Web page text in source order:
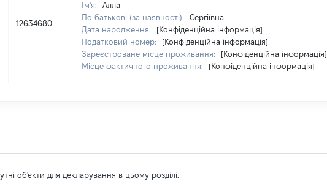
12634680
Ім'я:
Алла
По батькові (за наявності):
Сергіївна
Дата народження:
[Конфіденційна інформація]
Податковий номер:
[Конфіденційна інформація]
Зареєстроване місце проживання:
[Конфіденційна інформація]
Місце фактичного проживання:
[Конфіденційна інформація]
об'єкти для декларування в цьому розділі.